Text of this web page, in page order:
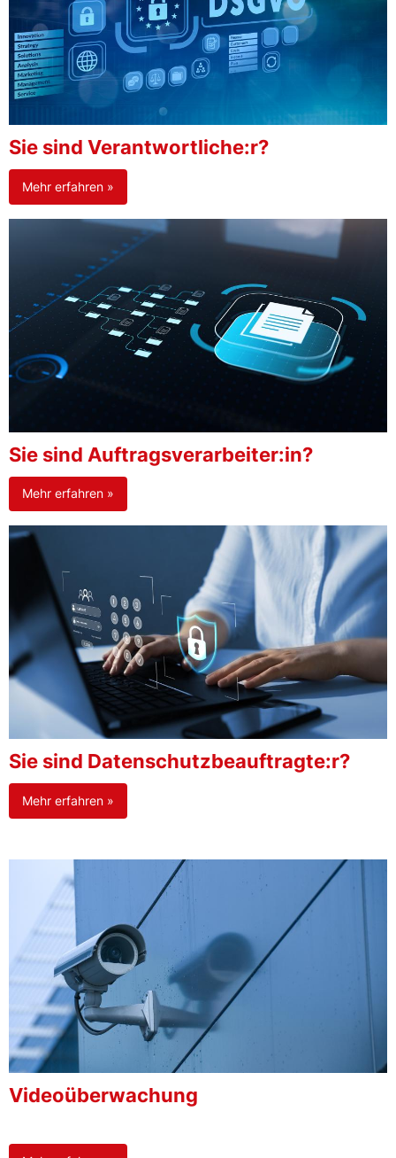
Sie sind Verantwortliche:r?
Mehr erfahren »
Sie sind Auftragsverarbeiter:in?
Mehr erfahren »
Sie sind Datenschutzbeauftragte:r?
Mehr erfahren »
Videoüberwachung